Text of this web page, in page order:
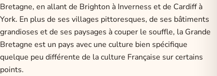
Bretagne, en allant de Brighton à Inverness et de Cardiff à
York. En plus de ses villages pittoresques, de ses bâtiments
grandioses et de ses paysages à couper le souffle, la Grande
Bretagne est un pays avec une culture bien spécifique
quelque peu différente de la culture Française sur certains
points.